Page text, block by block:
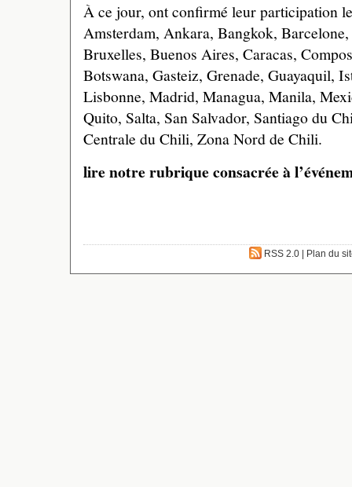
À ce jour, ont confirmé leur participation
Amsterdam, Ankara, Bangkok,
Bruxelles, Buenos Aires, Caracas,
Botswana, Gasteiz, Grenade, Guayaquil,
Lisbonne, Madrid, Managua, Manila,
Quito, Salta, San Salvador, Santiago du
Centrale du Chili, Zona Nord de Chili.
lire notre rubrique consacrée à
RSS 2.0 Plan du